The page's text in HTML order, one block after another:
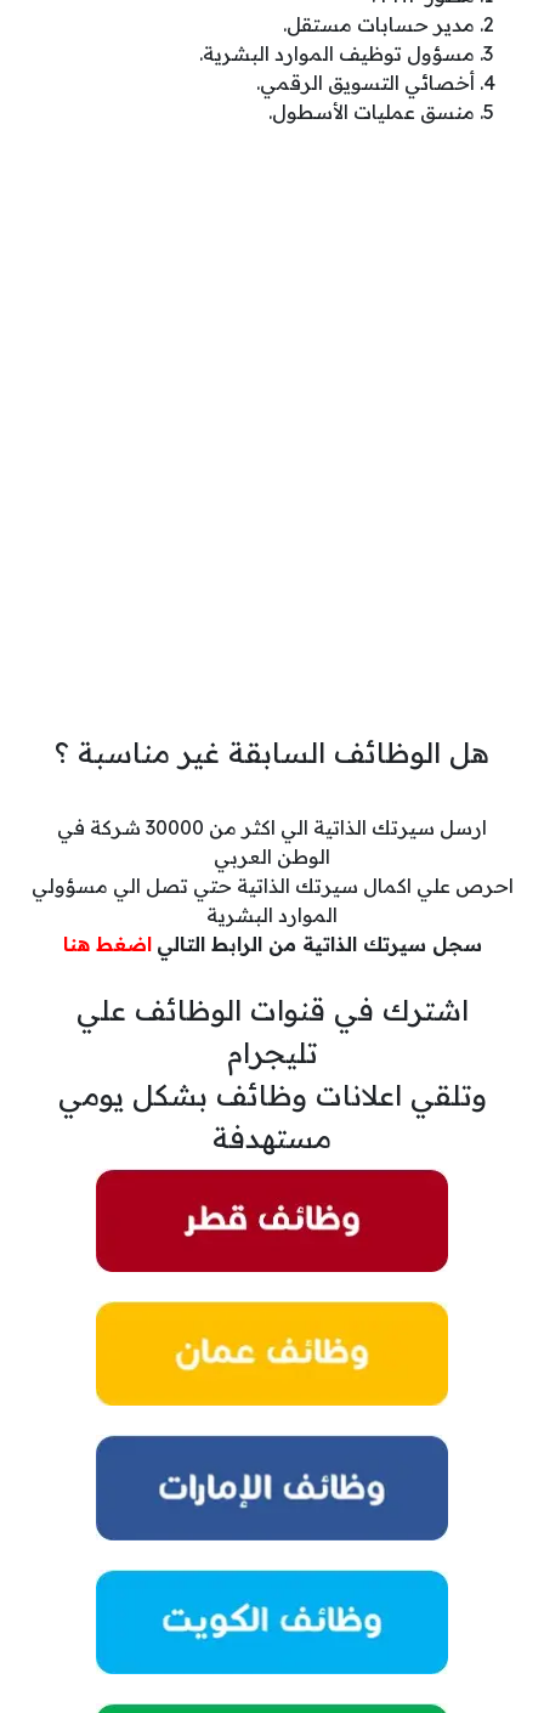
مدير حسابات مستقل.
مسؤول توظيف الموارد البشرية.
أخصائي التسويق الرقمي.
منسق عمليات الأسطول.
هل الوظائف السابقة غير مناسبة ؟
ارسل سيرتك الذاتية الي اكثر من 30000 شركة في
الوطن العربي
احرص علي اكمال سيرتك الذاتية حتي تصل الي مسؤولي
الموارد البشرية
سجل سيرتك الذاتية من الرابط التالي اضغط هنا
اشترك في قنوات الوظائف علي
تليجرام
وتلقي اعلانات وظائف بشكل يومي
مستهدفة